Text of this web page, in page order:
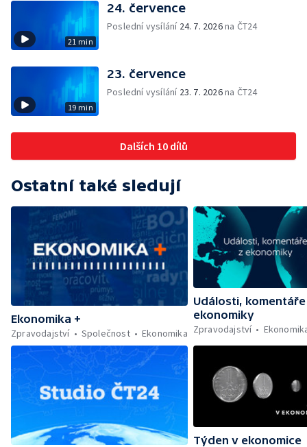
21 min
24. července
Poslední vysílání 24. 7. 2026na ČT24
19 min
23. července
Poslední vysílání 23. 7. 2026na ČT24
Dalších 10 dílů
Ostatní také sledují
Ekonomika +
Zpravodajství
Společnost Ekonomika
Události, komentáře
ekonomiky
Zpravodajství
Týden v ekonomice